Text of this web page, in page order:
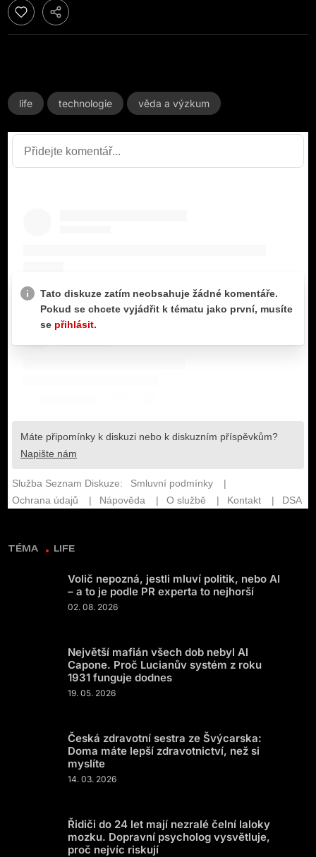
life technologie věda a výzkum
TÉMA LIFE
Volič nepozná, jestli mluví politik, nebo AI
– a to je podle PR experta to nejhorší
02. 08. 2026
Největší mafián všech dob nebyl Al
Capone. Proč Lucianův systém z roku
1931 funguje dodnes
19. 05. 2026
Česká zdravotní sestra ze Švýcarska:
Doma máte lepší zdravotnictví, než si
myslíte
14. 03. 2026
Řidiči do 24 let mají nezralé čelní laloky
mozku. Dopravní psycholog vysvětluje,
proč nejvíc riskují